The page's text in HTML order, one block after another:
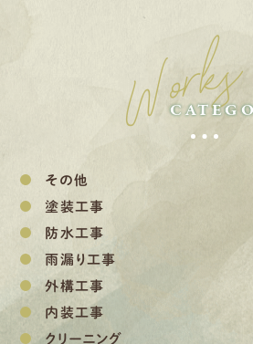
Works
その他
塗装工事
防水工事
雨漏り工事
外構工事
内装工事
クリーニング